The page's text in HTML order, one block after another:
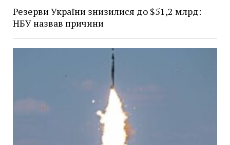
Резерви України знизилися до $51,2 млрд:
НБУ назвав причини